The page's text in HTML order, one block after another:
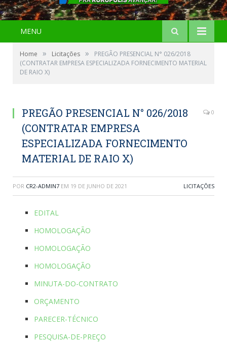
MENU
Home » Licitações »
PREGÃO PRESENCIAL N° 026/2018
(CONTRATAR EMPRESA ESPECIALIZADA FORNECIMENTO MATERIAL
DE RAIO X)
PREGÃO PRESENCIAL N° 026/2018
(CONTRATAR EMPRESA
ESPECIALIZADA FORNECIMENTO
MATERIAL DE RAIO X)
0
POR CR2-ADMIN7 EM 19 DE JUNHO DE 2021 LICITAÇÕES
EDITAL
HOMOLOGAÇÃO
HOMOLOGAÇÃO
HOMOLOGAÇÃO
MINUTA-DO-CONTRATO
ORÇAMENTO
PARECER-TÉCNICO
PESQUISA-DE-PREÇO